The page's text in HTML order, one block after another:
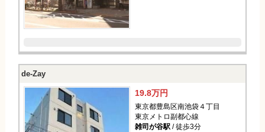
de-Zay
19.8万円
東京都豊島区南池袋４丁目
東京メトロ副都心線
雑司が谷駅/ 徒歩3分